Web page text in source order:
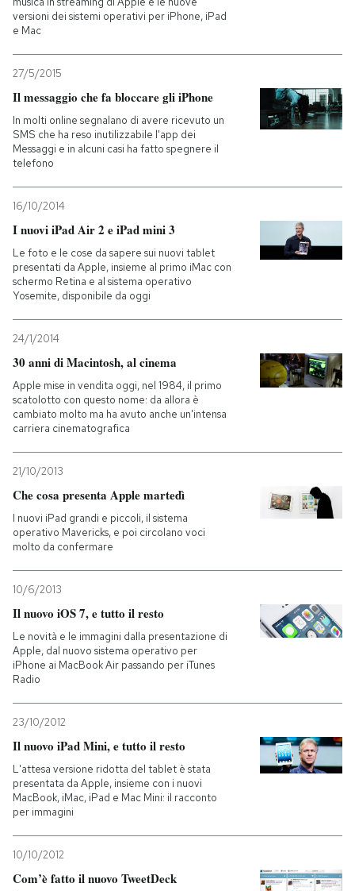
versioni dei sistemi operativi per iPhone, iPad
e Mac
27/5/2015
Il messaggio che fa bloccare gli iPhone
In molti online segnalano di avere ricevuto un
SMS che ha reso inutilizzabile l'app dei
Messaggi e in alcuni casi ha fatto spegnere il
telefono
16/10/2014
I nuovi iPad Air 2 e iPad mini 3
Le foto e le cose da sapere sui nuovi tablet
presentati da Apple, insieme al primo iMac con
schermo Retina e al sistema operativo
Yosemite, disponibile da oggi
24/1/2014
30 anni di Macintosh, al cinema
Apple mise in vendita oggi, nel 1984, il primo
scatolotto con questo nome: da allora è
cambiato molto ma ha avuto anche un'intensa
carriera cinematografica
21/10/2013
Che cosa presenta Apple martedì
I nuovi iPad grandi e piccoli, il sistema
operativo Mavericks, e poi circolano voci
molto da confermare
10/6/2013
Il nuovo iOS 7, e tutto il resto
Le novità e le immagini dalla presentazione di
Apple, dal nuovo sistema operativo per
iPhone ai MacBook Air passando per iTunes
Radio
23/10/2012
Il nuovo iPad Mini, e tutto il resto
L'attesa versione ridotta del tablet è stata
presentata da Apple, insieme con i nuovi
MacBook, iMac, iPad e Mac Mini: il racconto
per immagini
10/10/2012
Com’è fatto il nuovo TweetDeck